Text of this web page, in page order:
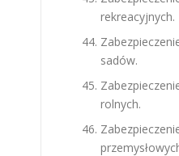
rekreacyjnych.
sadów.
rolnych.